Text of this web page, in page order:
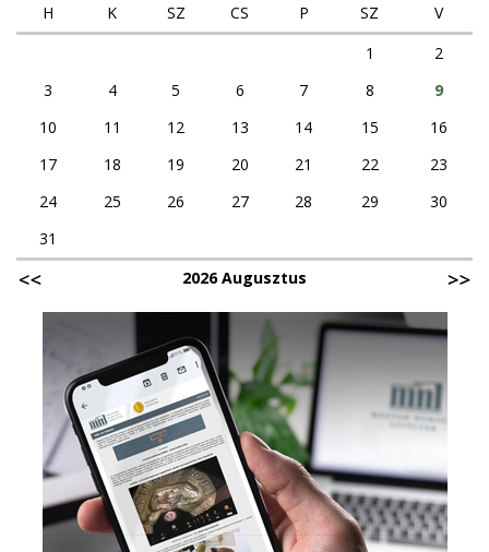
H
K SZ CS P SZ
V
1
2
3
4 5 6 7 8
9
10
11 12 13 14 15
16
17
18 19 20 21 22
23
24
25 26 27 28 29
30
31
2026 Augusztus